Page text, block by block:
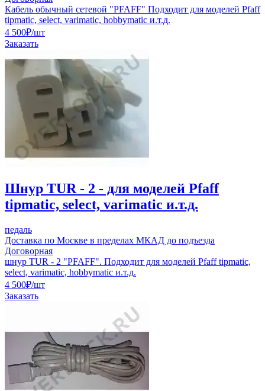
Кабель обычный сетевой "PFAFF" Подходит для моделей Pfaff
tipmatic, select, varimatic, hobbymatic и.т.д.
4 500₽/шт
Заказать
Шнур TUR - 2 - для моделей Pfaff
tipmatic, select, varimatic и.т.д.
педаль
Доставка по Москве в пределах МКАД до подъезда
Договорная
шнур TUR - 2 "PFAFF". Подходит для моделей Pfaff tipmatic,
select, varimatic, hobbymatic и.т.д.
4 500₽/шт
Заказать